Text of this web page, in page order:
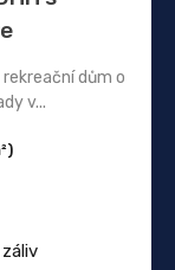
dům o
v...